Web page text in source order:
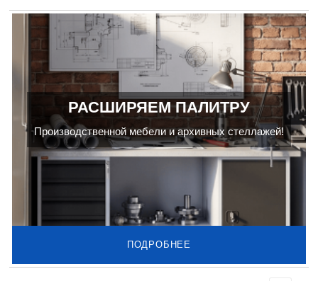
РАСШИРЯЕМ ПАЛИТРУ
Производственной мебели и архивных стеллажей!
ПОДРОБНЕЕ